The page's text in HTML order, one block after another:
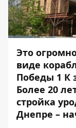
Это
виде
Победы 1 К
Более 20
стройка
Днепре –